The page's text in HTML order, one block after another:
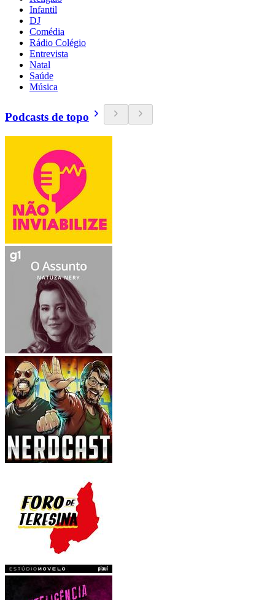
Infantil
DJ
Comédia
Rádio Colégio
Entrevista
Natal
Saúde
Música
Podcasts de topo